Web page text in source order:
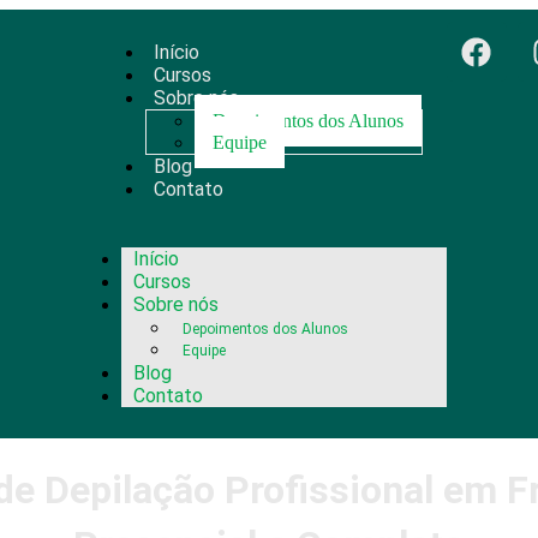
Início
Cursos
Sobre nós
Depoimentos dos Alunos
Equipe
Blog
Contato
Início
Cursos
Sobre nós
Depoimentos dos Alunos
Equipe
Blog
Contato